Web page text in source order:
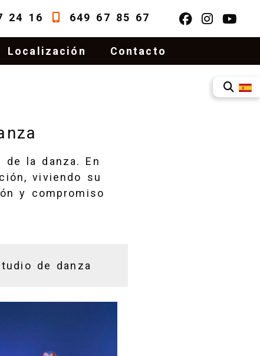
24 16 649 67 85 67
Localización Contacto
la danza. En
viviendo su
y compromiso
de danza